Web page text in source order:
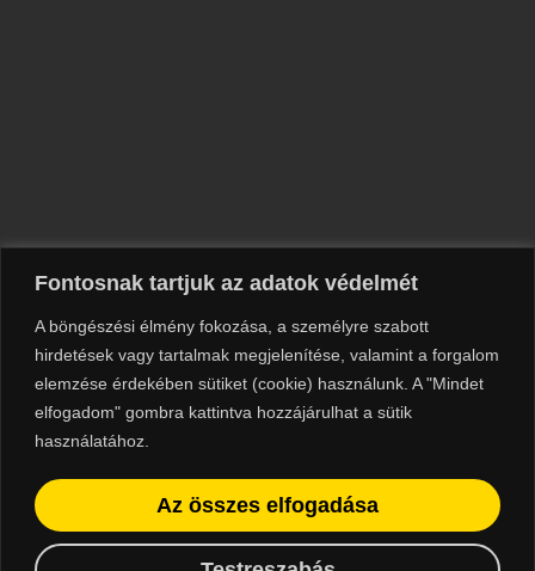
Fontosnak tartjuk az adatok védelmét
A böngészési élmény fokozása, a személyre szabott
hirdetések vagy tartalmak megjelenítése, valamint a forgalom
elemzése érdekében sütiket (cookie) használunk. A "Mindet
elfogadom" gombra kattintva hozzájárulhat a sütik
használatához.
Az összes elfogadása
© 2023 Minden jog fenntartvaImpresszum